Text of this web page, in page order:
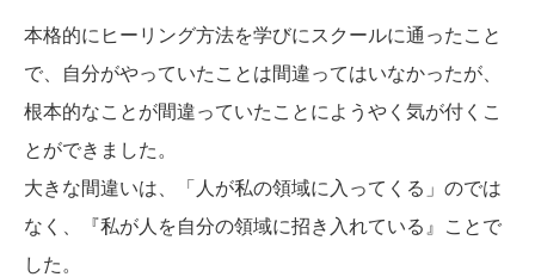
本格的にヒーリング方法を学びにスクールに通ったこと
で、自分がやっていたことは間違ってはいなかったが、
根本的なことが間違っていたことにようやく気が付くこ
とができました。
大きな間違いは、「人が私の領域に入ってくる」のでは
なく、『私が人を自分の領域に招き入れている』ことで
した。